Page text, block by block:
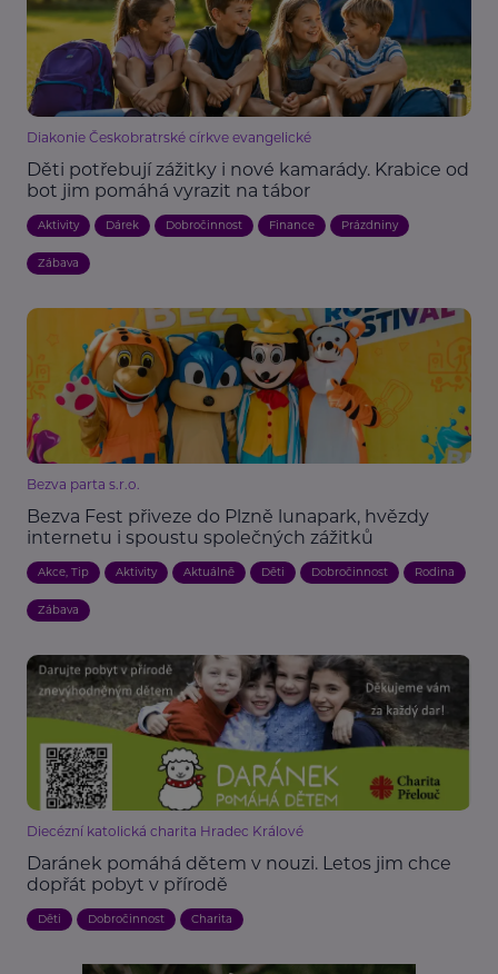
Diakonie Českobratrské církve evangelické
Děti potřebují zážitky i nové kamarády. Krabice od
bot jim pomáhá vyrazit na tábor
Aktivity Dárek Dobročinnost Finance Prázdniny
Zábava
Bezva parta s.r.o.
Bezva Fest přiveze do Plzně lunapark, hvězdy
internetu i spoustu společných zážitků
Akce, Tip Aktivity Aktuálně Děti Dobročinnost Rodina
Zábava
Diecézní katolická charita Hradec Králové
Daránek pomáhá dětem v nouzi. Letos jim chce
dopřát pobyt v přírodě
Děti Dobročinnost Charita